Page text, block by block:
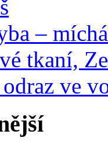
–
tkaní,
ve